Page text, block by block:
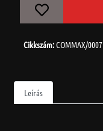
Cikkszám:COMMAX/0007
Leírás